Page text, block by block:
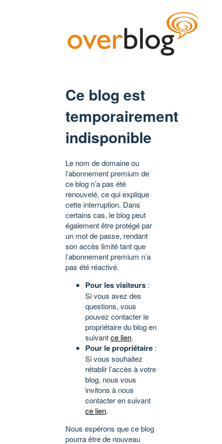
Ce blog est
temporairement
indisponible
Le nom de domaine ou
l’abonnement premium de
ce blog n’a pas été
renouvelé, ce qui explique
cette interruption. Dans
certains cas, le blog peut
également être protégé par
un mot de passe, rendant
son accès limité tant que
l’abonnement premium n’a
pas été réactivé.
Pour les visiteurs :
Si vous avez des
questions, vous
pouvez contacter le
propriétaire du blog en
suivantce lien.
Pour le propriétaire :
Si vous souhaitez
rétablir l’accès à votre
blog, nous vous
invitons à nous
contacter en suivant
ce lien.
Nous espérons que ce blog
pourra être de nouveau